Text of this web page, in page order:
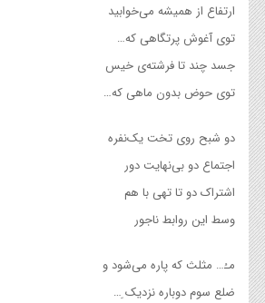
ارتفاع از همیشه می‌خوابید
توی آغوش پرتگاهی که…
جسد چند تا فرشته‌ی خیس
توی حوض بدون ماهی که…
دو شبح روی تخت یک‌نفره
اجتماع دو بی‌نهایت دور
اشتراک دو تا تهی با هم
وسط این روابط ناجور
مـُ… مثلث که پاره می‌شود و
ضلع سوم دوباره نزدیک ِ…